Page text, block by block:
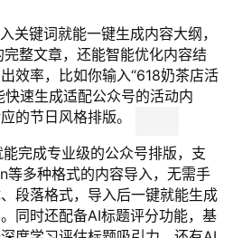
关键词就能一键生成内容大纲，
整文章，还能智能优化内容结
效率，比如你输入“618奶茶店活
快速生成适配公众号的活动内
的节日风格排版。